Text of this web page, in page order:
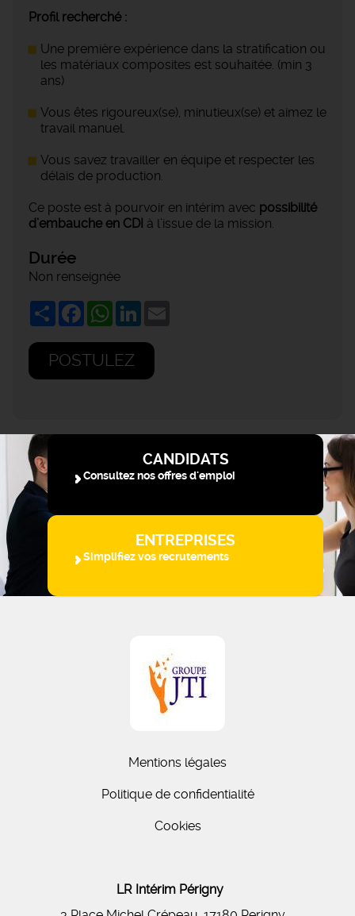
Profil recherché :
Une première expérience dans la stratification ou
les matériaux composites est souhaitée. (min 3
ans)
Vous êtes rigoureux(se), minutieux(se) et aimez le
travail manuel.
Vous savez travailler en équipe et respecter les
délais de production.
Ce poste est à pourvoir en intérim avec possibilité
d’embauche en CDI à l’issue de la mission.
Durée
Non renseignée
ShareFacebookWhatsApp
LinkedIn
POSTULEZ
CANDIDATS
Consultez nos offres d'emploi
ENTREPRISES
Simplifiez vos recrutements
Mentions légales
Politique de confidentialité
Cookies
LR Intérim Périgny